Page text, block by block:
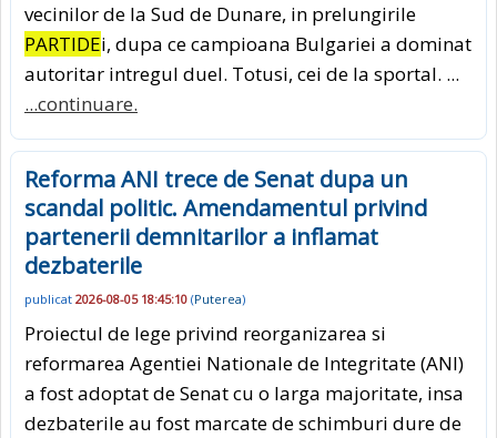
vecinilor de la Sud de Dunare, in prelungirile
PARTIDEi, dupa ce campioana Bulgariei a dominat
autoritar intregul duel. Totusi, cei de la sportal. ...
...continuare.
Reforma ANI trece de Senat dupa un
scandal politic. Amendamentul privind
partenerii demnitarilor a inflamat
dezbaterile
publicat 2026-08-05 18:45:10 (Puterea)
Proiectul de lege privind reorganizarea si
reformarea Agentiei Nationale de Integritate (ANI)
a fost adoptat de Senat cu o larga majoritate, insa
dezbaterile au fost marcate de schimburi dure de